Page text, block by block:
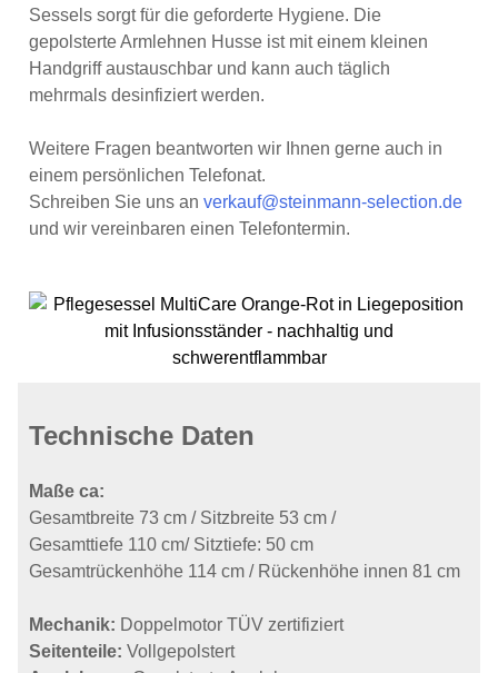
Sessels sorgt für die geforderte Hygiene. Die
gepolsterte Armlehnen Husse ist mit einem kleinen
Handgriff austauschbar und kann auch täglich
mehrmals desinfiziert werden.
Weitere Fragen beantworten wir Ihnen gerne auch in
einem persönlichen Telefonat.
Schreiben Sie uns an verkauf@steinmann-selection.de
und wir vereinbaren einen Telefontermin.
Technische Daten
Maße ca:
Gesamtbreite 73 cm / Sitzbreite 53 cm /
Gesamttiefe 110 cm/ Sitztiefe: 50 cm
Gesamtrückenhöhe 114 cm / Rückenhöhe innen 81 cm
Mechanik: Doppelmotor TÜV zertifiziert
Seitenteile: Vollgepolstert